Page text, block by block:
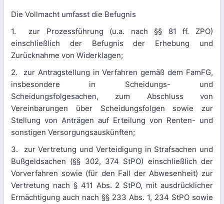
Die Vollmacht umfasst die Befugnis
1. zur Prozessführung (u.a. nach §§ 81 ff. ZPO)
einschließlich der Befugnis der Erhebung und
Zurücknahme von Widerklagen;
2. zur Antragstellung in Verfahren gemäß dem FamFG,
insbesondere in Scheidungs- und
Scheidungsfolgesachen, zum Abschluss von
Vereinbarungen über Scheidungsfolgen sowie zur
Stellung von Anträgen auf Erteilung von Renten- und
sonstigen Versorgungsauskünften;
3. zur Vertretung und Verteidigung in Strafsachen und
Bußgeldsachen (§§ 302, 374 StPO) einschließlich der
Vorverfahren sowie (für den Fall der Abwesenheit) zur
Vertretung nach § 411 Abs. 2 StPO, mit ausdrücklicher
Ermächtigung auch nach §§ 233 Abs. 1, 234 StPO sowie